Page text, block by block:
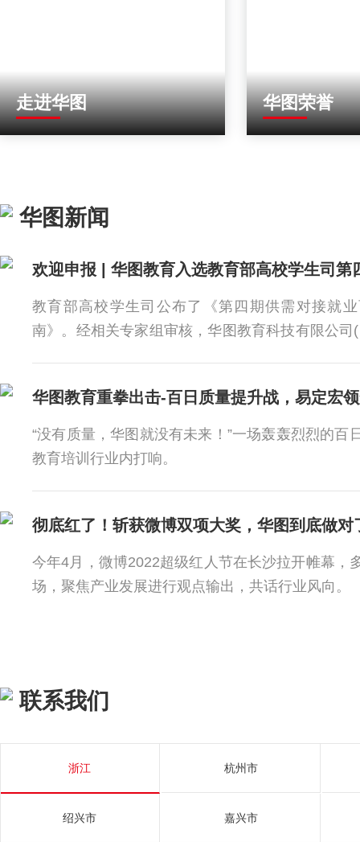
走进华图 华图荣誉
华图新闻
教育部高校学生司公布了《第四期供需对接就
南》。经相关专家组审核，华图教育科技有限公司
“没有质量，华图就没有未来！”一场轰轰烈烈的百
教育培训行业内打响。
彻底红了！斩获微博双项大奖，华图到底做对
今年4月，微博2022超级红人节在长沙拉开帷幕，
场，聚焦产业发展进行观点输出，共话行业风向。
联系我们
浙江 杭州市
绍兴市 嘉兴市